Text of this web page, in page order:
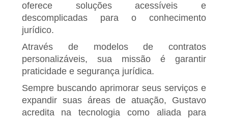
oferece soluções acessíveis e
descomplicadas para o conhecimento
jurídico.
Através de modelos de contratos
personalizáveis, sua missão é garantir
praticidade e segurança jurídica.
Sempre buscando aprimorar seus serviços e
expandir suas áreas de atuação, Gustavo
acredita na tecnologia como aliada para